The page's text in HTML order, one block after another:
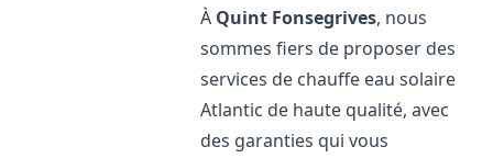
À Quint Fonsegrives, nous
sommes fiers de proposer des
services de chauffe eau solaire
Atlantic de haute qualité, avec
des garanties qui vous